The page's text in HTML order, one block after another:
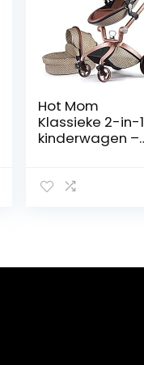
Hot Mom
Klassieke 2-in-1
kinderwagen –
complete set,